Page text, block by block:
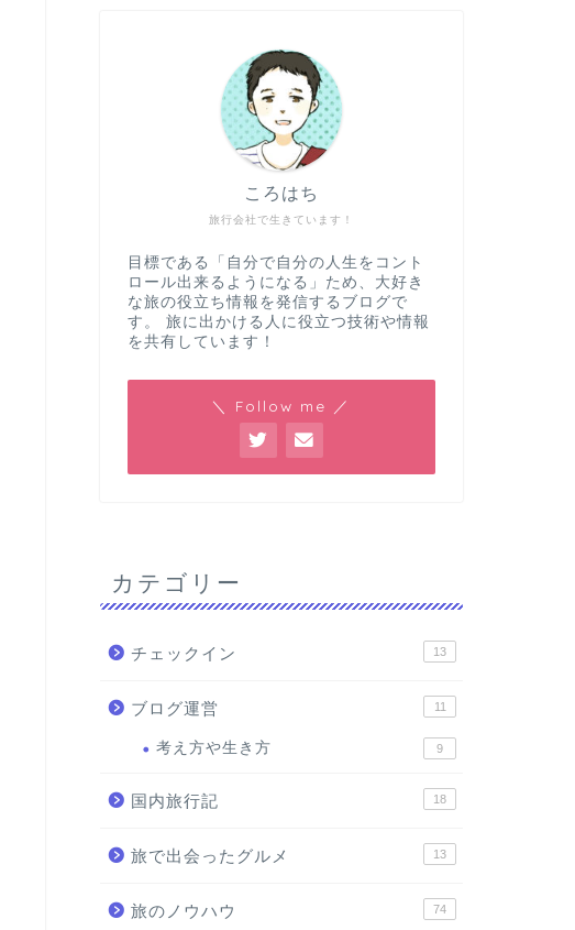
旅行会社で生きています！
ころはち
目標である「自分で自分の人生をコント
ロール出来るようになる」ため、大好き
な旅の役立ち情報を発信するブログで
す。 旅に出かける人に役立つ技術や情報
を共有しています！
＼ Follow me ／
カテゴリー
チェックイン 13
ブログ運営 11
考え方や生き方 9
国内旅行記 18
旅で出会ったグルメ 13
旅のノウハウ 74